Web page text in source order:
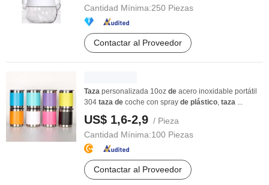
Cantidad Mínima:250 Piezas
Contactar al Proveedor
Taza personalizada 10oz de acero inoxidable portátil
304 taza de coche con spray de plástico, taza ...
US$ 1,6-2,9 / Pieza
Cantidad Mínima:100 Piezas
Contactar al Proveedor